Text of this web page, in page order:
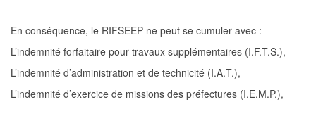
En conséquence, le RIFSEEP ne peut se cumuler avec :
L’indemnité forfaitaire pour travaux supplémentaires (I.F.T.S.),
L’indemnité d’administration et de technicité (I.A.T.),
L’indemnité d’exercice de missions des préfectures (I.E.M.P.),